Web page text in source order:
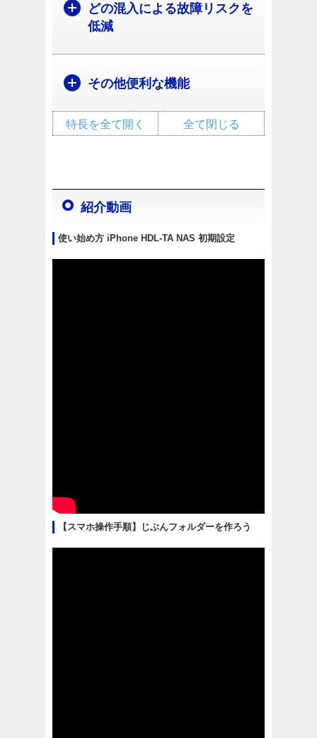
どの混入による故障リスクを
低減
その他便利な機能
全て閉じる
特長を全て開く
紹介動画
使い始め方 iPhone HDL-TA NAS 初期設定
【スマホ操作手順】じぶんフォルダーを作ろう